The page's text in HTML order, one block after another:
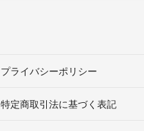
プライバシーポリシー
特定商取引法に基づく表記